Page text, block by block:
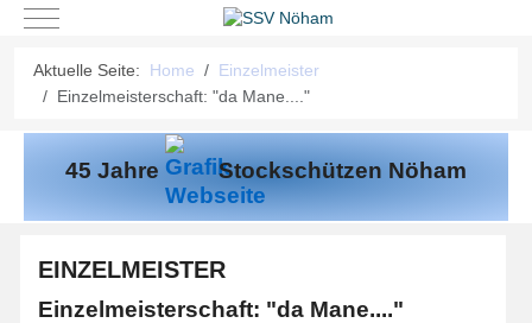
Mobile Menu Toggle
Aktuelle Seite: Home
Einzelmeister
Einzelmeisterschaft: "da Mane...."
45 Jahre Stockschützen Nöham
EINZELMEISTER
Einzelmeisterschaft: "da Mane...."